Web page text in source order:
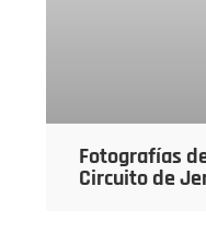
Fotografías
Circuito de